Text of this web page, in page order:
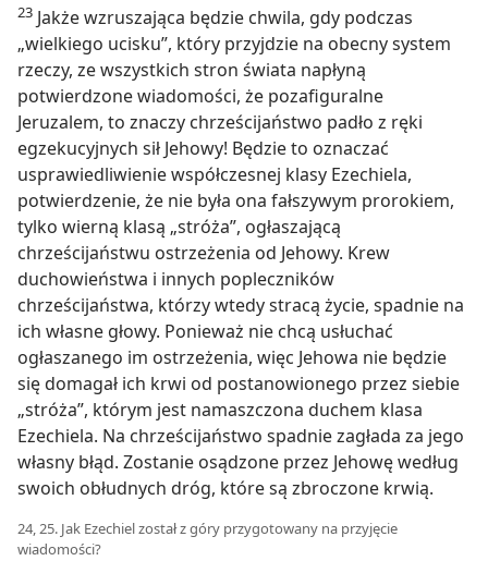
23 Jakże wzruszająca będzie chwila, gdy podczas
„wielkiego ucisku”, który przyjdzie na obecny system
rzeczy, ze wszystkich stron świata napłyną
potwierdzone wiadomości, że pozafiguralne
Jeruzalem, to znaczy chrześcijaństwo padło z ręki
egzekucyjnych sił Jehowy! Będzie to oznaczać
usprawiedliwienie współczesnej klasy Ezechiela,
potwierdzenie, że nie była ona fałszywym prorokiem,
tylko wierną klasą „stróża”, ogłaszającą
chrześcijaństwu ostrzeżenia od Jehowy. Krew
duchowieństwa i innych popleczników
chrześcijaństwa, którzy wtedy stracą życie, spadnie na
ich własne głowy. Ponieważ nie chcą usłuchać
ogłaszanego im ostrzeżenia, więc Jehowa nie będzie
się domagał ich krwi od postanowionego przez siebie
„stróża”, którym jest namaszczona duchem klasa
Ezechiela. Na chrześcijaństwo spadnie zagłada za jego
własny błąd. Zostanie osądzone przez Jehowę według
swoich obłudnych dróg, które są zbroczone krwią.
24, 25. Jak Ezechiel został z góry przygotowany na przyjęcie
wiadomości?